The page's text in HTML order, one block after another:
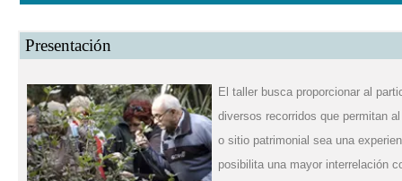
Presentación
El taller busca proporcionar al
diversos recorridos que permitan
o sitio patrimonial sea una
posibilita una mayor interrelación